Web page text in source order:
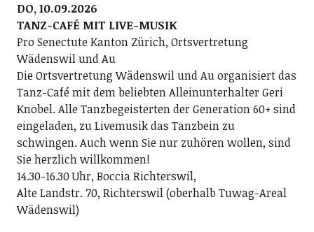
DO, 10.09.2026
TANZ-CAFÉ MIT LIVE-MUSIK
Pro Senectute Kanton Zürich, Ortsvertretung
Wädenswil und Au
Die Ortsvertretung Wädenswil und Au organisiert das
Tanz-Café mit dem beliebten Alleinunterhalter Geri
Knobel. Alle Tanzbegeisterten der Generation 60+ sind
eingeladen, zu Livemusik das Tanzbein zu
schwingen. Auch wenn Sie nur zuhören wollen, sind
Sie herzlich willkommen!
14.30-16.30 Uhr, Boccia Richterswil,
Alte Landstr. 70, Richterswil (oberhalb Tuwag-Areal
Wädenswil)